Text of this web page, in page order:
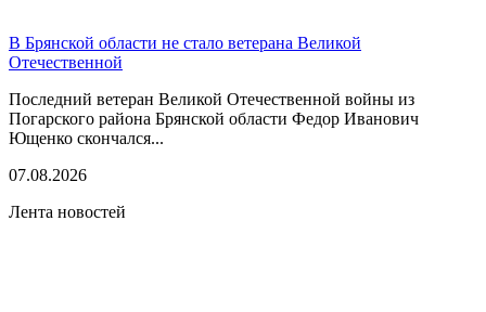
В Брянской области не стало ветерана Великой
Отечественной
Последний ветеран Великой Отечественной войны из
Погарского района Брянской области Федор Иванович
Ющенко скончался...
07.08.2026
Лента новостей